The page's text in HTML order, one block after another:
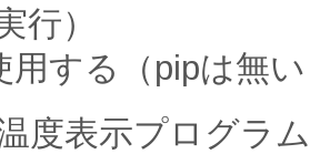
行）
用する（pipは無
温度表示プログラ